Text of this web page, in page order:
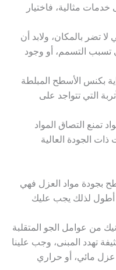
مثالية، فاختيار
لا تضر بالمكان، ولابد أن
تسبب التسمم، أو وجود
بكنس الأسطح المبلطة
التي تتواجد على
تمنع التصاق المواد
ذات الجودة العالية
بجودة مواد العزل فهي
أطول لذلك يجب عليك
من عوامل الجو المتقلبة
تهدد المبنى، وجب علينا
عزل مائي، أو حراري